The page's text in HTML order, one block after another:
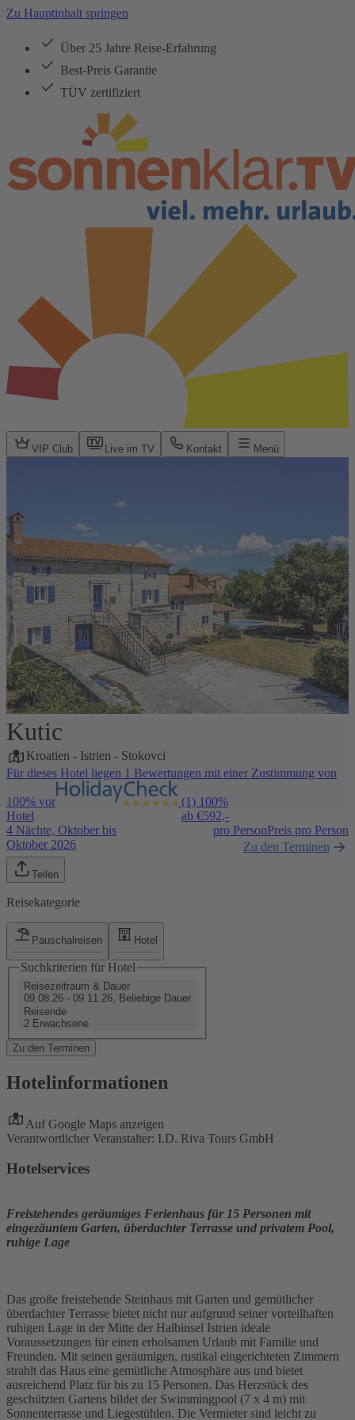
Zu Hauptinhalt springen
Über 25 Jahre Reise-Erfahrung
Best-Preis Garantie
TÜV zertifiziert
VIP Club Live im TV Kontakt Menü
Kutic
Kroatien - Istrien - Stokovci
Für dieses Hotel liegen 1 Bewertungen mit einer Zustimmung von
100% vor (1) 100%
Hotel
4 Nächte, Oktober bis
Oktober 2026
ab €592,-
pro PersonPreis pro Person
Zu den Terminen
Teilen
Reisekategorie
Pauschalreisen Hotel
Suchkriterien für Hotel
Reisezeitraum & Dauer
09.08.26 - 09.11.26, Beliebige Dauer
Reisende
2 Erwachsene
Zu den Terminen
Hotelinformationen
Auf Google Maps anzeigen
Verantwortlicher Veranstalter: I.D. Riva Tours GmbH
Hotelservices
Freistehendes geräumiges Ferienhaus für 15 Personen mit
eingezäuntem Garten, überdachter Terrasse und privatem Pool,
ruhige Lage
Das große freistehende Steinhaus mit Garten und gemütlicher
überdachter Terrasse bietet nicht nur aufgrund seiner vorteilhaften
ruhigen Lage in der Mitte der Halbinsel Istrien ideale
Voraussetzungen für einen erholsamen Urlaub mit Familie und
Freunden. Mit seinen geräumigen, rustikal eingerichteten Zimmern
strahlt das Haus eine gemütliche Atmosphäre aus und bietet
ausreichend Platz für bis zu 15 Personen. Das Herzstück des
geschützten Gartens bildet der Swimmingpool (7 x 4 m) mit
Sonnenterrasse und Liegestühlen. Die Vermieter sind leicht zu